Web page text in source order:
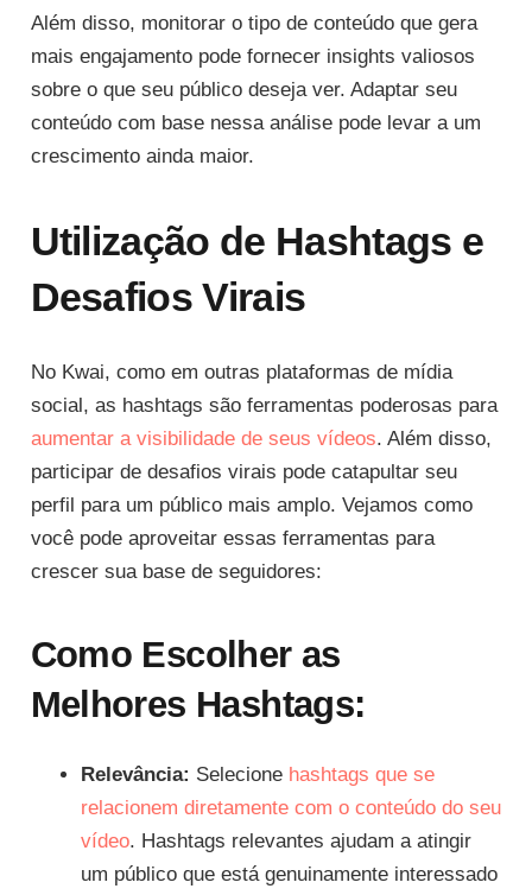
Além disso, monitorar o tipo de conteúdo que gera
mais engajamento pode fornecer insights valiosos
sobre o que seu público deseja ver. Adaptar seu
conteúdo com base nessa análise pode levar a um
crescimento ainda maior.
Utilização de Hashtags e
Desafios Virais
No Kwai, como em outras plataformas de mídia
social, as hashtags são ferramentas poderosas para
aumentar a visibilidade de seus vídeos. Além disso,
participar de desafios virais pode catapultar seu
perfil para um público mais amplo. Vejamos como
você pode aproveitar essas ferramentas para
crescer sua base de seguidores:
Como Escolher as
Melhores Hashtags:
Relevância: Selecione hashtags que se
relacionem diretamente com o conteúdo do seu
vídeo. Hashtags relevantes ajudam a atingir
um público que está genuinamente interessado